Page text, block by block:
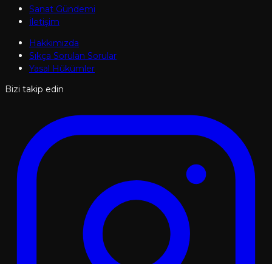
Sanat Gündemi
İletişim
Hakkımızda
Sıkça Sorulan Sorular
Yasal Hükümler
Bizi takip edin